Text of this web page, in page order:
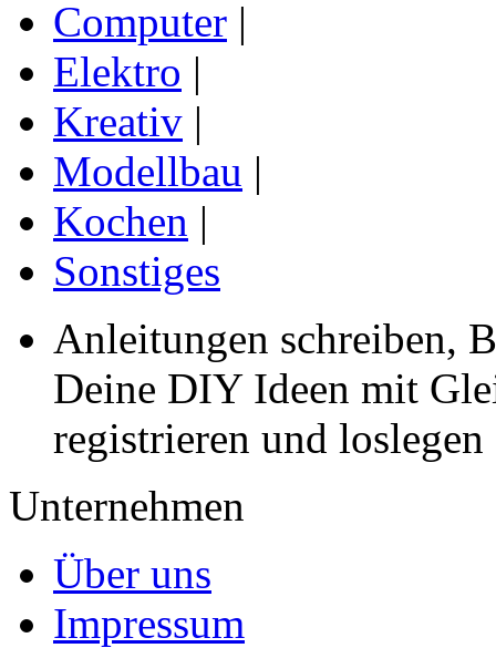
Computer |
Elektro |
Kreativ |
Modellbau |
Kochen |
Sonstiges
Anleitungen schreiben,
Deine DIY Ideen mit
registrieren und loslegen
Unternehmen
Über uns
Impressum